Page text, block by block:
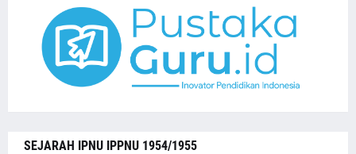
SEJARAH IPNU IPPNU 1954/1955